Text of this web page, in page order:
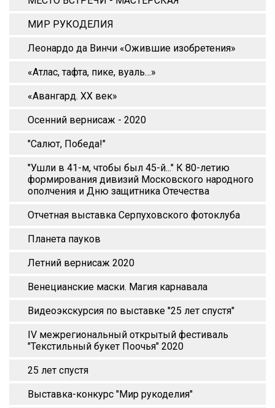
МИР РУКОДЕЛИЯ
Леонардо да Винчи «Ожившие изобретения»
«Атлас, тафта, пике, вуаль…»
«Авангард. XX век»
Осенний вернисаж - 2020
"Салют, Победа!"
"Ушли в 41-м, чтобы был 45-й..." К 80-летию
формирования дивизий Московского народного
ополчения и Дню защитника Отечества
Отчетная выставка Серпуховского фотоклуба
Планета пауков
Летний вернисаж 2020
Венецианские маски. Магия карнавала
Видеоэкскурсия по выставке "25 лет спустя"
IV межрегиональный открытый фестиваль
"Текстильный букет Поочья" 2020
25 лет спустя
Выставка-конкурс "Мир рукоделия"